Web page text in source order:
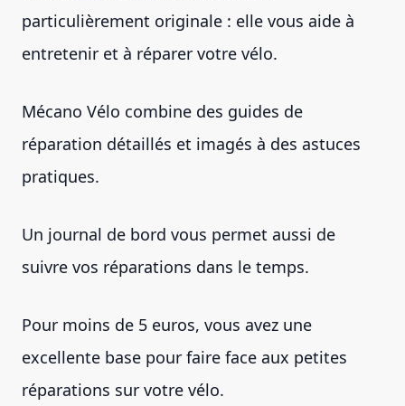
particulièrement originale : elle vous aide à
entretenir et à réparer votre vélo.
Mécano Vélo combine des guides de
réparation détaillés et imagés à des astuces
pratiques.
Un journal de bord vous permet aussi de
suivre vos réparations dans le temps.
Pour moins de 5 euros, vous avez une
excellente base pour faire face aux petites
réparations sur votre vélo.